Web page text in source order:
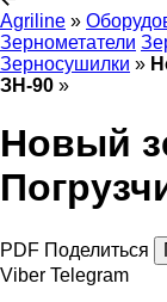
Agriline »
Зернометатели
Зерносушилки »
ЗН-90 »
Новый
PDF Поделиться
Viber Telegram